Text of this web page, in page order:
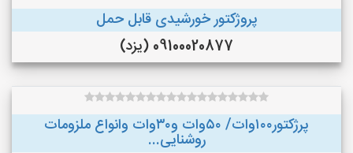
پروژکتور خورشیدی قابل حمل
09100020877 (یزد)
پرژکتور۱۰۰وات/ ۵۰وات و۳۰وات وانواع ملزومات
روشنایی...